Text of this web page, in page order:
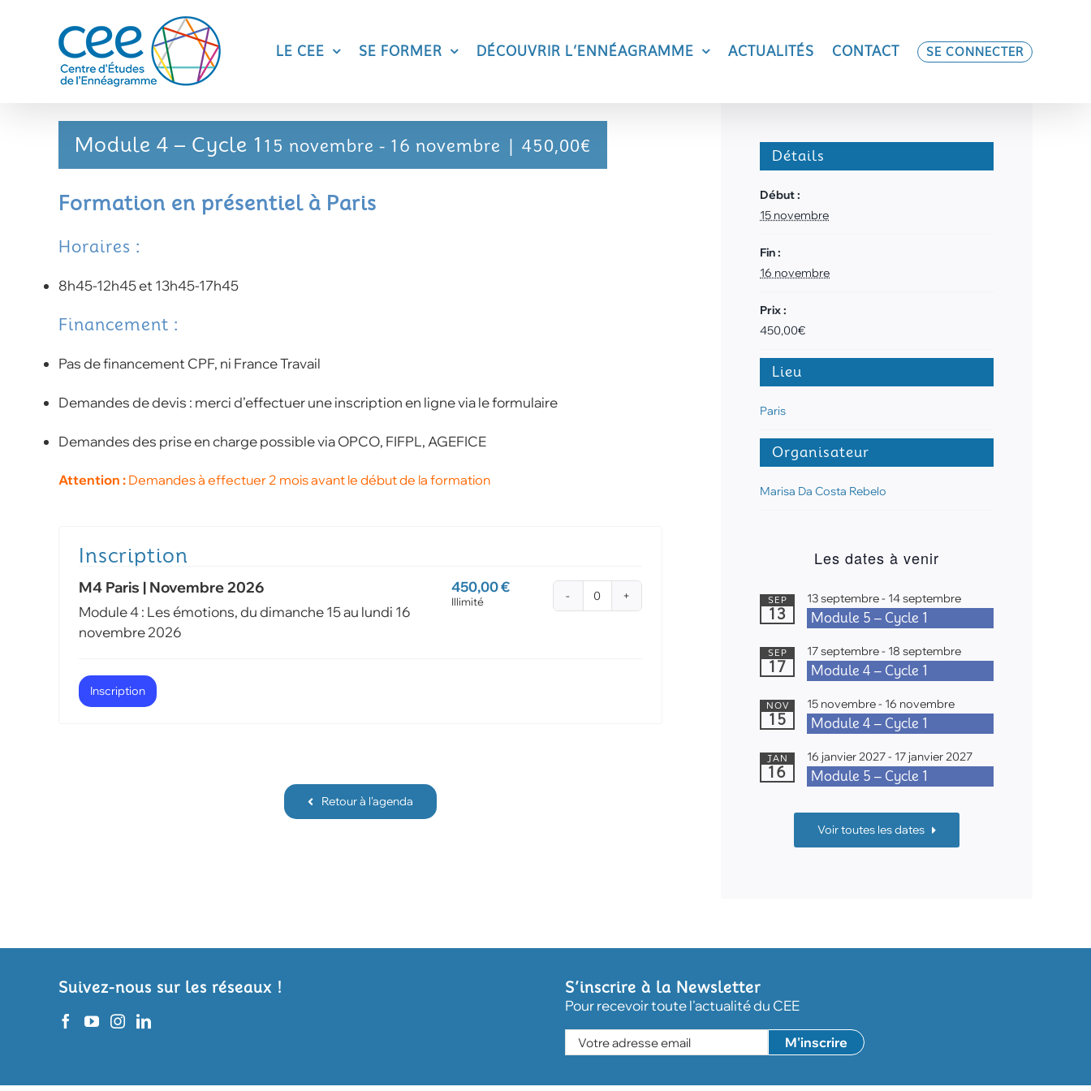
LE CEE SE FORMER DÉCOUVRIR L’ENNÉAGRAMME ACTUALITÉS CONTACT SE CONNECTER
Module 4 – Cycle 1 15 novembre - 16 novembre 450,00€
Formation en présentiel à Paris
Horaires :
8h45-12h45 et 13h45-17h45
Financement :
Pas de financement CPF, ni France Travail
Demandes de devis : merci d’effectuer une inscription en ligne via le formulaire
Demandes des prise en charge possible via OPCO, FIFPL, AGEFICE
Attention : Demandes à effectuer 2 mois avant le début de la formation
M4 Paris | Novembre 2026
Module 4 : Les émotions, du dimanche 15 au lundi 16
novembre 2026
450,00€
Illimité Quantité
Inscription
Retour à l'agenda
Détails
Début :
15 novembre
Fin :
16 novembre
Prix :
450,00€
Lieu
Paris
Organisateur
Marisa Da Costa Rebelo
Les dates à venir
SEP
13
13 septembre- 14 septembre
Module 5 – Cycle 1
SEP
17
17 septembre- 18 septembre
Module 4 – Cycle 1
NOV
15
15 novembre- 16 novembre
Module 4 – Cycle 1
JAN
16
16 janvier 2027- 17 janvier 2027
Module 5 – Cycle 1
Voir toutes les dates
Suivez-nous sur les réseaux !
S’inscrire à la Newsletter
Pour recevoir toute l'actualité du CEE